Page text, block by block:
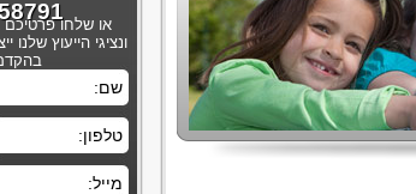
או שלחו
ונציגי הייעוץ